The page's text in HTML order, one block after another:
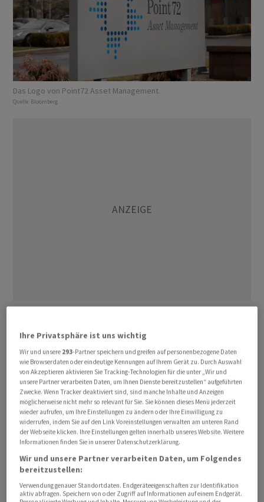
Das Logo von Point72 Asset Management.
Quelle: Bloomberg
Vernehmen nach Millennium Management getroffen:
Der Branchenriese habe in der Woche bis zum 6. März
rund 1,5 Milliarden Dollar eingebüsst, das entspricht 1,7
Prozent des zuletzt ausgewiesenen Vermögens.
Balyasny Asset Management habe 3,5 Prozent verloren,
wie darüber informierte Kreise berichten. Point72 Asset
Management kam Insidern zufolge auf ein Minus von 1,1
Prozent.
Bei Millennium haben die Verluste einen Grossteil der
mit einem verwalteten Vermögen von 86,7 Milliarden
Ihre Privatsphäre ist uns wichtig
Wir und unsere 293-Partner speichern und greifen auf personenbezogene Daten
wie Browserdaten oder eindeutige Kennungen auf Ihrem Gerät zu. Durch Auswahl
von Akzeptieren aktivieren Sie Tracking-Technologien für die unter „Wir und
unsere Partner verarbeiten Daten, um Ihnen Dienste bereitzustellen“ aufgeführten
Zwecke. Wenn Tracker deaktiviert sind, sind manche Inhalte und Anzeigen
möglicherweise nicht mehr so relevant für Sie. Sie können dieses Menü jederzeit
wieder aufrufen, um Ihre Einstellungen zu ändern oder Ihre Einwilligung zu
widerrufen, indem Sie auf den Link Voreinstellungen verwalten am unteren Rand
der Webseite klicken. Ihre Einstellungen gelten innerhalb unseres Website. Weitere
Informationen finden Sie in unserer Datenschutzerklärung.
Wir und unsere Partner verarbeiten Daten, um Folgendes
bereitzustellen:
Verwendung genauer Standortdaten. Endgeräteeigenschaften zur Identifikation
aktiv abfragen. Speichern von oder Zugriff auf Informationen auf einem Endgerät.